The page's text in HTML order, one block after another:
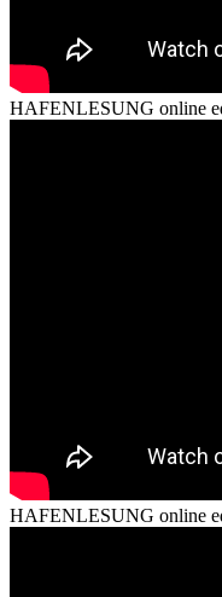
HAFENLESUNG online
HAFENLESUNG online